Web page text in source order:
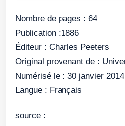
Nombre de pages : 64
Publication :1886
Éditeur : Charles Peeters
Original provenant de :
Numérisé le : 30 janvier 2014
Langue : Français
source :